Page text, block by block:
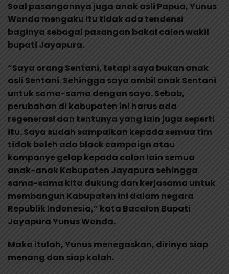
Soal pasangannya juga anak asli Papua, Yunus
Wonda mengaku itu tidak ada tendensi
baginya sebagai pasangan bakal calon wakil
bupati Jayapura.
“Saya orang Sentani, tetapi saya bukan anak
asli Sentani. Sehingga saya ambil anak Sentani
untuk sama-sama dengan saya. Sebab,
perubahan di kabupaten ini harus ada
regenerasi dan tentunya yang lain juga seperti
itu. Saya sudah sampaikan kepada semua tim
tidak boleh ada black campaign atau
kampanye gelap kepada calon lain semua
anak-anak Kabupaten Jayapura sehingga
sama-sama kita dukung dan kerjasama untuk
membangun Kabupaten ini dalam negara
Republik Indonesia,” kata Bacalon Bupati
Jayapura Yunus Wonda.
Maka itulah, Yunus menegaskan, dirinya siap
menang dan siap kalah.